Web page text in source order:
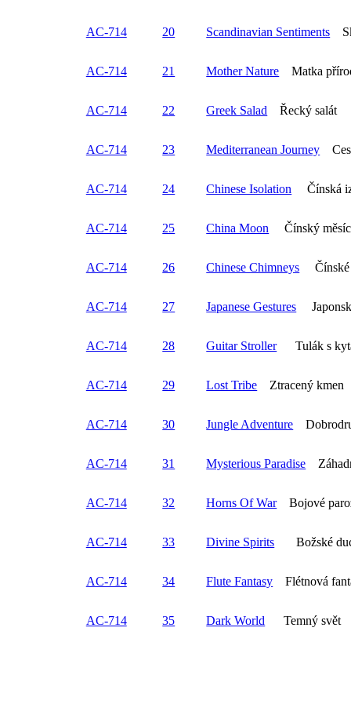
AC-714 20 Scandinavian Sentiments
AC-714 21 Mother Nature Matka
AC-714 22 Greek Salad Řecký salát
AC-714 23 Mediterranean Journey
AC-714 24 Chinese Isolation Čínská
AC-714 25 China Moon Čínský měsíc
AC-714 26 Chinese Chimneys Čínské
AC-714 27 Japanese Gestures
AC-714 28 Guitar StrollerTulák s
AC-714 29 Lost Tribe Ztracený kmen
AC-714 30 Jungle Adventure
AC-714 31 Mysterious Paradise
AC-714 32 Horns Of WarBojové
AC-714 33 Divine Spirits Božské
AC-714 34 Flute Fantasy Flétnová
AC-714 35 Dark World Temný svět